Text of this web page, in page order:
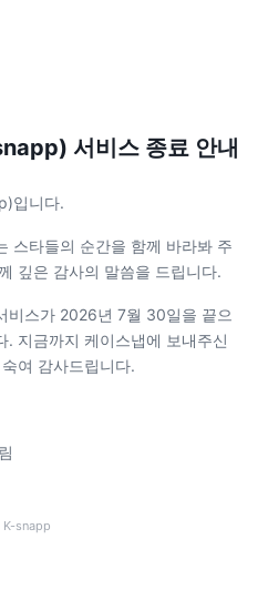
서비스 종료 안내
입니다.
스타들의 순간을 함께 바라봐 주
깊은 감사의 말씀을 드립니다.
비스가 2026년 7월 30일을 끝으
. 지금까지 케이스냅에 보내주신
여 감사드립니다.
snapp